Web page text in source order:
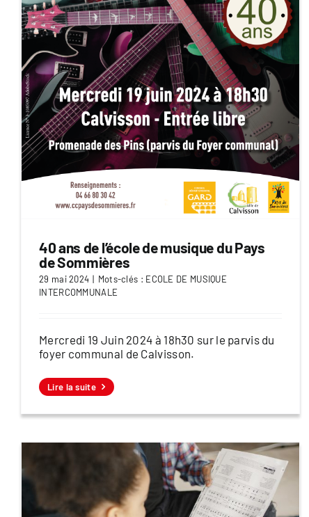
40 ans de l’école de musique du Pays
de Sommières
29 mai 2024 | Mots-clés : ECOLE DE MUSIQUE
INTERCOMMUNALE
Mercredi 19 Juin 2024 à 18h30 sur le parvis du
foyer communal de Calvisson.
Lire la suite